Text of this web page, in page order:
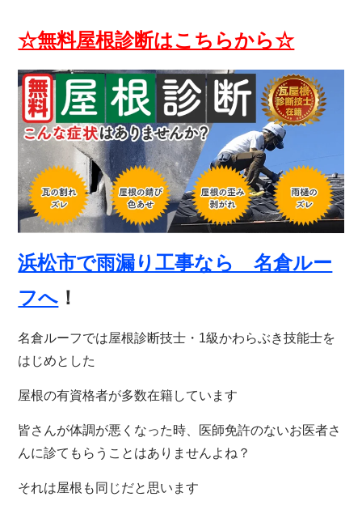
☆無料屋根診断はこちらから☆
浜松市で雨漏り工事なら 名倉ルー
フへ ！
名倉ルーフでは屋根診断技士・1級かわらぶき技能士を
はじめとした
屋根の有資格者が多数在籍しています
皆さんが体調が悪くなった時、医師免許のないお医者さ
んに診てもらうことはありませんよね？
それは屋根も同じだと思います